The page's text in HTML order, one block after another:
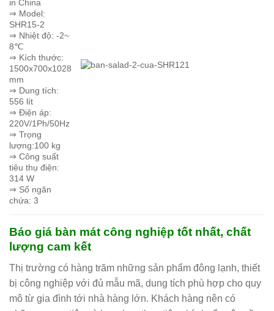
in China
⇒ Model:
SHR15-2
⇒ Nhiệt độ: -2~
8℃
⇒ Kích thước:
1500x700x1028
mm
⇒ Dung tích:
556 lít
⇒ Điện áp:
220V/1Ph/50Hz
⇒ Trọng
lượng:100 kg
⇒ Công suất
tiêu thụ điện:
314 W
⇒ Số ngăn
chứa: 3
Báo giá bàn mát công nghiệp tốt nhất, chất
lượng cam kết
Thị trường có hàng trăm những sản phẩm đông lạnh, thiết
bị công nghiệp với đủ mẫu mã, dung tích phù hợp cho quy
mô từ gia đình tới nhà hàng lớn. Khách hàng nên có